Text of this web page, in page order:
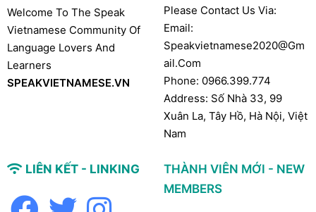
Welcome To The Speak
Vietnamese Community Of
Language Lovers And
Learners
SPEAKVIETNAMESE.VN
Please Contact Us Via:
Email:
Speakvietnamese2020@gm
Ail.com
Phone: 0966.399.774
Address: Số Nhà 33, 99
Xuân La, Tây Hồ, Hà Nội, Việt
Nam
LIÊN KẾT - LINKING
THÀNH VIÊN MỚI - NEW
MEMBERS